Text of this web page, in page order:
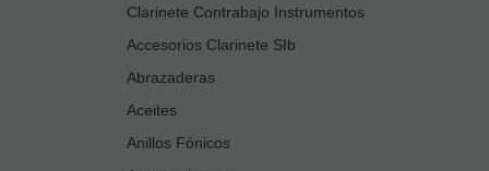
Clarinete Contrabajo Instrumentos
Accesorios Clarinete SIb
Abrazaderas
Aceites
Anillos Fónicos